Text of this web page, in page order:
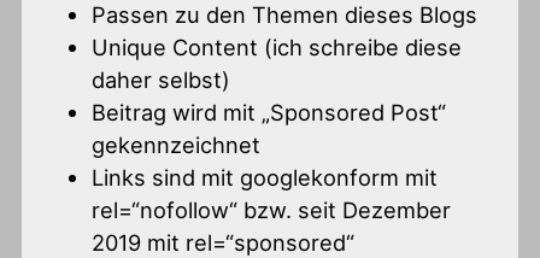
Passen zu den Themen dieses Blogs
Unique Content (ich schreibe diese
daher selbst)
Beitrag wird mit „Sponsored Post“
gekennzeichnet
Links sind mit googlekonform mit
rel=“nofollow“ bzw. seit Dezember
2019 mit rel=“sponsored“